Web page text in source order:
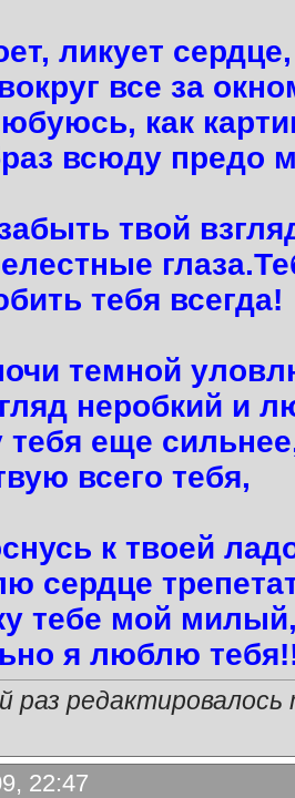
ликует сердце,
все за
как
всюду предо
твой
тебя всегда!
темной
неробкий и
еще
всего тебя,
к твоей
сердце
тебе мой
я люблю
раз
22:47